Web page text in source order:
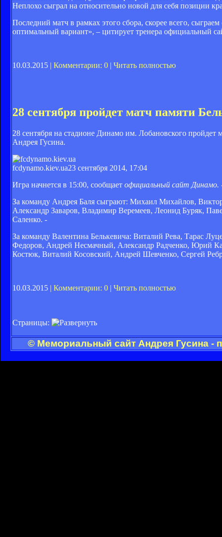
Неплохо сыграл на относительно новой для себя позиции
Последний матч в рамках этого сбора, скорее всего,
оптимальный вариант», – цитирует тренера официальный
10.03.2015 | Комментарии: 0 | Читать полностью
28 сентября пройдет матч памяти
28 сентября на стадионе Динамо им. Лобановского
Андрея Гусина.
fcdynamo.kiev.ua23 сентября 2014, 17:04
Игра начнется в 15:00, сообщает официальный сайт Динамо.
За команду Андрея Баля сыграют: Михаил Михайлов,
Александр Заваров, Владимир Веремеев, Леонид Буряк,
Саленко. -
За команду Валентина Белькевича: Виталий Рева, Тарас
Федоров, Андрей Несмачный, Александр Радченко, Юрий
Костюк, Виталий Косовский, Андрей Шевченко, Сергей
10.03.2015 | Комментарии: 0 | Читать полностью
Страницы:
© Мемориальный сайт Андрея Гусина -